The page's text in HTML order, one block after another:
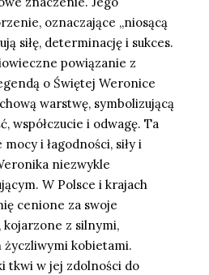
oznaczające „niosącą
siłę, determinację i sukces.
powiązanie z
o Świętej Weronice
warstwę, symbolizującą
współczucie i odwagę. Ta
i łagodności, siły i
niezwykle
W Polsce i krajach
cenione za swoje
z silnymi,
życzliwymi kobietami.
tkwi w jej zdolności do